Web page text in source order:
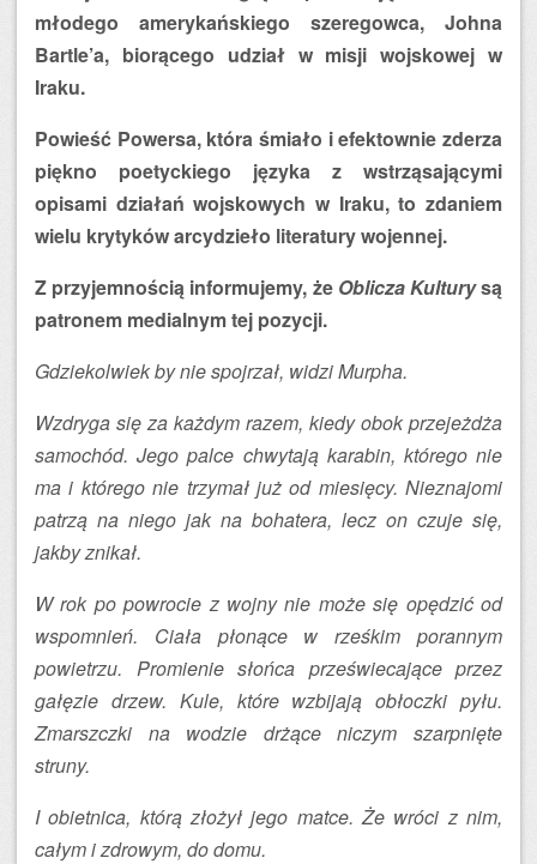
młodego amerykańskiego szeregowca, Johna
Bartle’a, biorącego udział w misji wojskowej w
Iraku.
Powieść Powersa, która śmiało i efektownie zderza
piękno poetyckiego języka z wstrząsającymi
opisami działań wojskowych w Iraku, to zdaniem
wielu krytyków arcydzieło literatury wojennej.
Z przyjemnością informujemy, że Oblicza Kulturysą
patronem medialnym tej pozycji.
Gdziekolwiek by nie spojrzał, widzi Murpha.
Wzdryga się za każdym razem, kiedy obok przejeżdża
samochód. Jego palce chwytają karabin, którego nie
ma i którego nie trzymał już od miesięcy. Nieznajomi
patrzą na niego jak na bohatera, lecz on czuje się,
jakby znikał.
W rok po powrocie z wojny nie może się opędzić od
wspomnień. Ciała płonące w rześkim porannym
powietrzu. Promienie słońca przeświecające przez
gałęzie drzew. Kule, które wzbijają obłoczki pyłu.
Zmarszczki na wodzie drżące niczym szarpnięte
struny.
I obietnica, którą złożył jego matce. Że wróci z nim,
całym i zdrowym, do domu.